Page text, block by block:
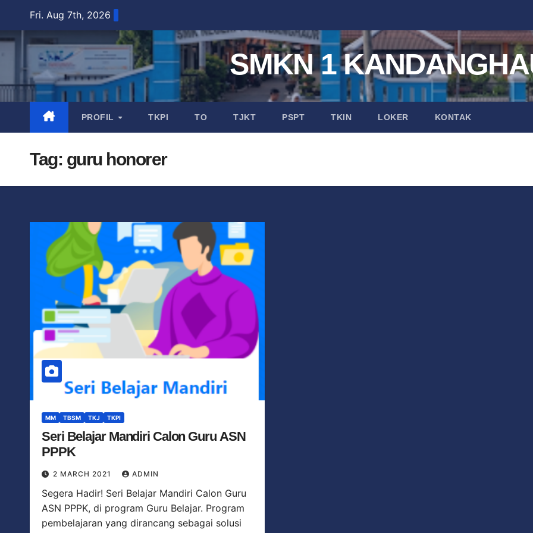
Fri. Aug 7th, 2026
SMKN 1
PROFIL TKPI TO TJKT PSPT TKIN LOKER KONTAK
Tag: guru honorer
MM TBSM TKJ TKPI
Seri Belajar Mandiri Calon Guru ASN
PPPK
2 MARCH 2021 ADMIN
Segera Hadir! Seri Belajar Mandiri Calon Guru
ASN PPPK, di program Guru Belajar. Program
pembelajaran yang dirancang sebagai solusi